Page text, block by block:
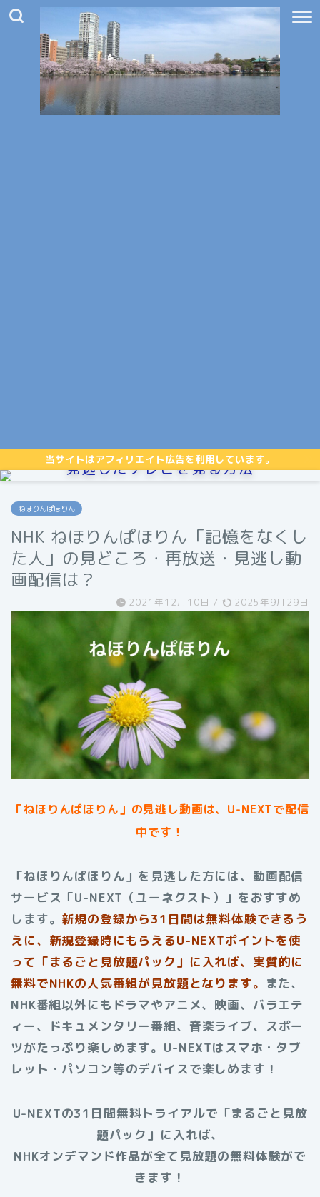
当サイトはアフィリエイト広告を利用しています。
見逃したテレビを見る方法
ねほりんぱほりん
NHK ねほりんぱほりん「記憶をなくし
た人」の見どころ・再放送・見逃し動
画配信は？
2021年12月10日 / 2025年9月29日
「ねほりんぱほりん」 の見逃し動画は、U-NEXTで配信
中です！
「ねほりんぱほりん」を見逃した方には、動画配信
サービス「U-NEXT（ユーネクスト）」をおすすめ
します。 新規の登録から31日間は無料体験できるう
えに、新規登録時にもらえるU-NEXTポイントを使
って「まるごと見放題パック」に入れば、実質的に
無料でNHKの人気番組が見放題となります。 また、
NHK番組以外にもドラマやアニメ、映画、バラエテ
ィー、ドキュメンタリー番組、音楽ライブ、スポー
ツがたっぷり楽しめます。U-NEXTはスマホ・タブ
レット・パソコン等のデバイスで楽しめます！
U-NEXTの31日間無料トライアルで「まるごと見放
題パック」に入れば、
NHKオンデマンド作品が全て見放題の無料体験がで
きます！